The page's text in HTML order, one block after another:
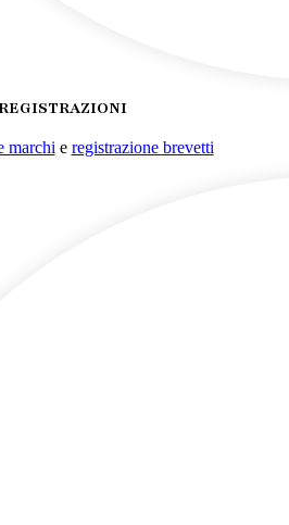
marchi e registrazione brevetti